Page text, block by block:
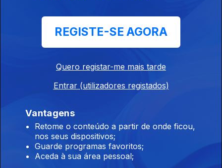
Inclui entre outros Ultra Lights, Black Wizards, Death Cab for
Cutie, Paul Solger, Iceage...
Inclui entre outros Graham Coxo, Heavy Lungs, TV Priest,
Indiegente
24 jun. 2026
REGISTE-SE AGORA
Quero registar-me mais tarde
Entrar (utilizadores registados)
Vantagens
Retome o conteúdo a partir de onde ficou,
nos seus dispositivos;
Guarde programas favoritos;
Aceda à sua área pessoal;